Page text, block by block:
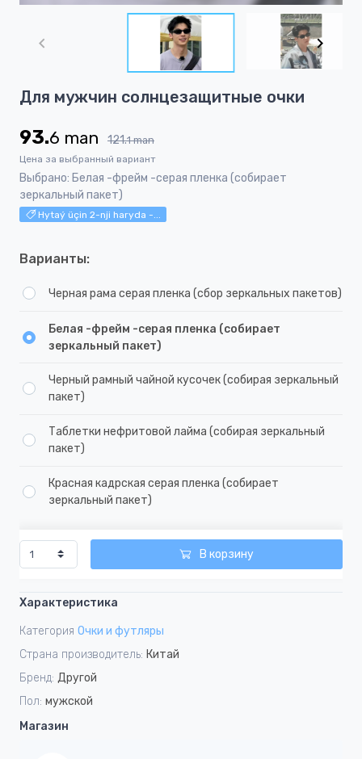
1
5
Для мужчин солнцезащитные очки
93.6 man 121.1 man
Цена за выбранный вариант
Выбрано: Белая -фрейм -серая пленка (собирает
зеркальный пакет)
Hytaý üçin 2-nji haryda -...
Варианты:
Черная рама серая пленка (сбор зеркальных пакетов)
Белая -фрейм -серая пленка (собирает
зеркальный пакет)
Черный рамный чайной кусочек (собирая зеркальный
пакет)
Таблетки нефритовой лайма (собирая зеркальный
пакет)
Красная кадрская серая пленка (собирает
зеркальный пакет)
В корзину
Характеристика
Категория Очки и футляры
Страна производитель: Китай
Бренд: Другой
Пол: мужской
Магазин